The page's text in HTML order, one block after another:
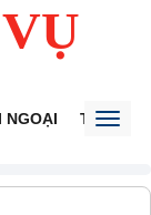
NGOẠI THÔNG